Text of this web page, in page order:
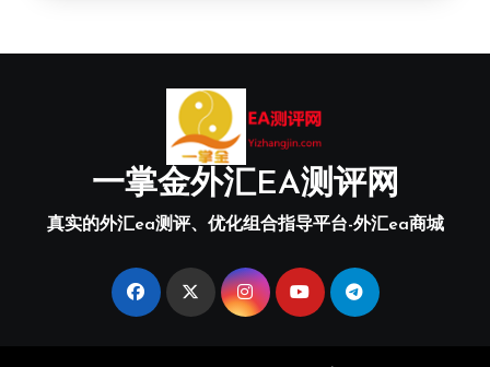
一掌金外汇EA测评网
真实的外汇ea测评、优化组合指导平台-外汇ea商城